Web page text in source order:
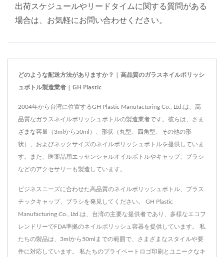
出荷スケジュールやリードタイムに関する質問がある
場合は、お気軽にお問い合わせください。
どのような配送方法がありますか？ | 高品質のガラスネイルポリッシ
ュボトル製造業者 | GH Plastic
2004年から台湾に位置するGH Plastic Manufacturing Co., Ltd.は、高
品質なガラスネイルポリッシュボトルの製造業者です。彼らは、さま
ざまな容量（3mlから50ml）、形状（丸型、四角型、その他の形
状）、およびネックサイズのネイルポリッシュボトルを提供していま
す。また、医薬品用エッセンシャルオイルボトルやキャップ、ブラシ
などのアクセサリーも製造しています。
ビジネスニーズに合わせた高品質のネイルポリッシュボトル、プラス
チックキャップ、ブラシを発見してください。 GH Plastic
Manufacturing Co., Ltd.は、台湾の主要な提供者であり、多様なエコフ
レンドリーでFDA準拠のネイルポリッシュ容器を提供しています。 私
たちの製品は、3mlから50mlまでの範囲で、さまざまなスタイルや要
件に対応しています。 私たちのプライベートロゴ印刷とユニークなキ